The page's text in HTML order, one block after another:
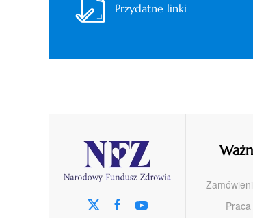
Przydatne linki